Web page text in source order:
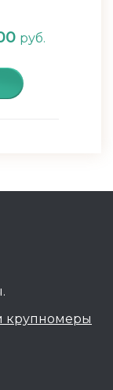
руб.
крупномеры